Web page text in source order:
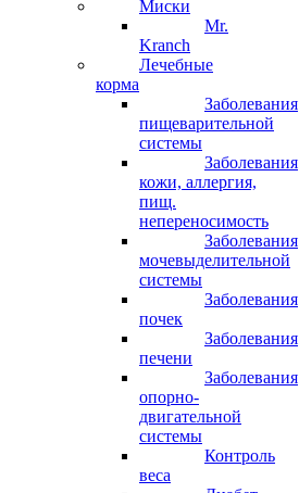
Миски
Mr.
Kranch
Лечебные
корма
Заболевания
пищеварительной
системы
Заболевания
кожи, аллергия,
пищ.
непереносимость
Заболевания
мочевыделительной
системы
Заболевания
почек
Заболевания
печени
Заболевания
опорно-
двигательной
системы
Контроль
веса